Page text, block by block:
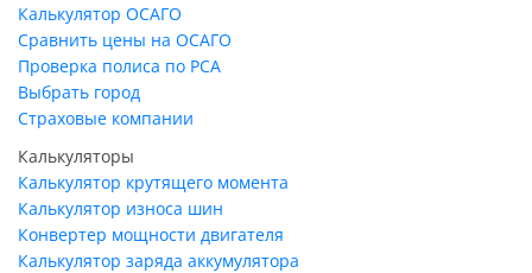
Калькулятор ОСАГО
Сравнить цены на ОСАГО
Проверка полиса по РСА
Выбрать город
Страховые компании
Калькуляторы
Калькулятор крутящего момента
Калькулятор износа шин
Конвертер мощности двигателя
Калькулятор заряда аккумулятора